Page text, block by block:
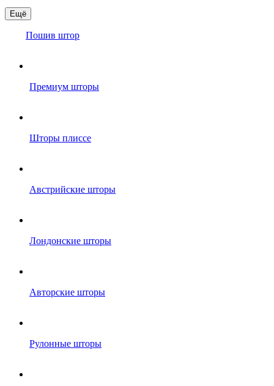
Ещё
Пошив штор
Премиум шторы
Шторы плиссе
Австрийские шторы
Лондонские шторы
Авторские шторы
Рулонные шторы